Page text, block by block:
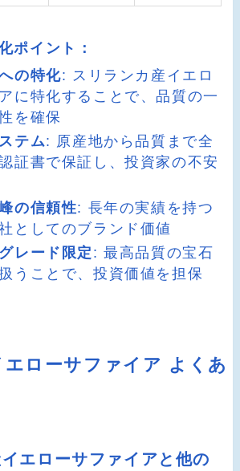
ポイント：
の特化: スリランカ産イエロ
に特化することで、品質の一
を確保
テム: 原産地から品質まで全
証書で保証し、投資家の不安
の信頼性: 長年の実績を持つ
としてのブランド価値
レード限定 : 最高品質の宝石
うことで、投資価値を担保
ローサファイア よくあ
エローサファイアと他の